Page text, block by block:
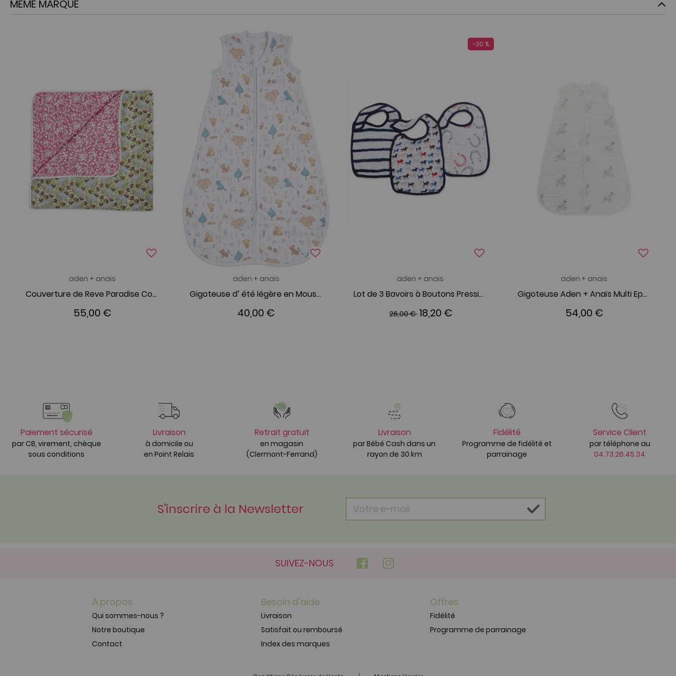
MÊME MARQUE
aden + anais
Couverture de Reve Paradise Cove
55,00 €
aden + anais
Gigoteuse d’ été légère en Mousseline Winnie In The Wood 6-18 mois
40,00 €
-30 %
aden + anais
Lot de 3 Bavoirs à Boutons Pression Wild Horses
26,00 € 18,20 €
aden + anais
Gigoteuse Aden + Anaïs Multi Epaisseurs Night Sky Reverie Elephants
54,00 €
Paiement sécurisé
par CB, virement, chèque
sous conditions
Livraison
à domicile ou
en Point Relais
Retrait gratuit
en magasin
(Clermont-Ferrand)
Livraison
par Bébé Cash dans un
rayon de 30 km
Fidélité
Programme de fidélité et
parrainage
Service Client
par téléphone au
04.73.26.45.34
S'inscrire à la Newsletter
SUIVEZ-NOUS
A propos
Qui sommes-nous ?
Notre boutique
Contact
Besoin d'aide
Livraison
Satisfait ou remboursé
Index des marques
Offres
Fidélité
Programme de parrainage